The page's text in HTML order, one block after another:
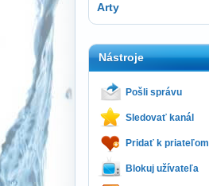
Arty
Nástroje
Pošli správu
Sledovať kanál
Pridať k priateľom
Blokuj užívateľa